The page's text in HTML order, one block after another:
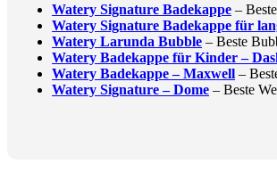
Watery Signature Badekappe –
Watery Signature Badekappe für
Watery Larunda Bubble – Beste
Watery Badekappe für Kinder –
Watery Badekappe – Maxwell –
Watery Signature – Dome – Beste